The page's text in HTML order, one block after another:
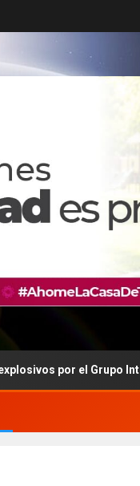
Grupo Interinstitucional